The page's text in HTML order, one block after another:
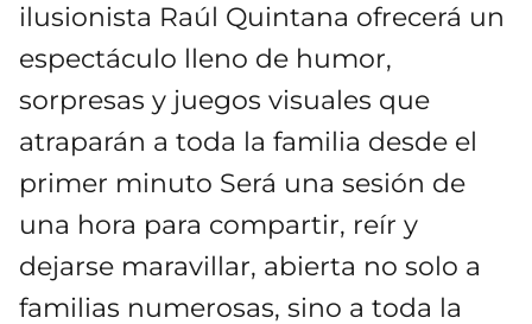
ilusionista Raúl Quintana ofrecerá un
espectáculo lleno de humor,
sorpresas y juegos visuales que
atraparán a toda la familia desde el
primer minuto Será una sesión de
una hora para compartir, reír y
dejarse maravillar, abierta no solo a
familias numerosas, sino a toda la